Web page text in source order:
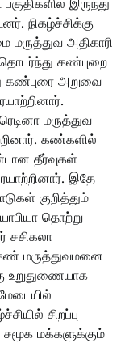
இருந்து
நிகழ்ச்சிக்கு
அதிகாரி
தொடர்ந்து கண்புறை
கண்புரை அறுவை
மருத்துவ
கண்களில்
தீர்வுகள்
இதே
குறித்தும்
தொற்று
சசிகலா
கண் மருத்துவமனை
உறுதுணையாக
சிறப்பு
மக்களுக்கும்